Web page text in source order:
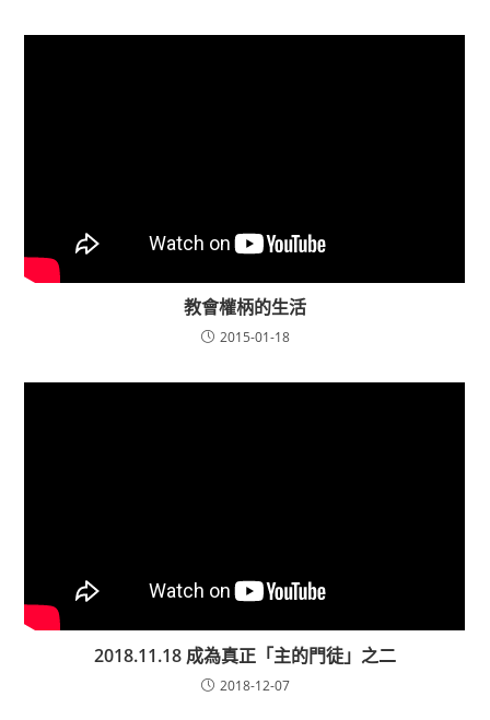
教會權柄的生活
2015-01-18
2018.11.18 成為真正「主的門徒」之二
2018-12-07